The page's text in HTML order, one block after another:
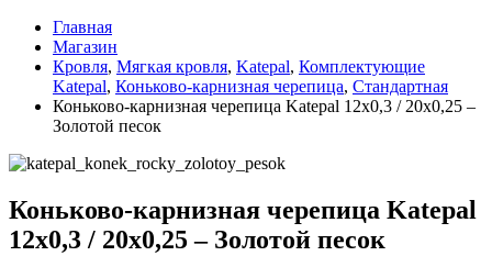
Главная
Магазин
Кровля, Мягкая кровля, Katepal, Комплектующие
Katepal, Коньково-карнизная черепица, Стандартная
Коньково-карнизная черепица Katepal 12х0,3 / 20х0,25 –
Золотой песок
Коньково-карнизная черепица Katepal
12х0,3 / 20х0,25 – Золотой песок